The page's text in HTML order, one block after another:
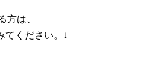
方は、
てください。↓